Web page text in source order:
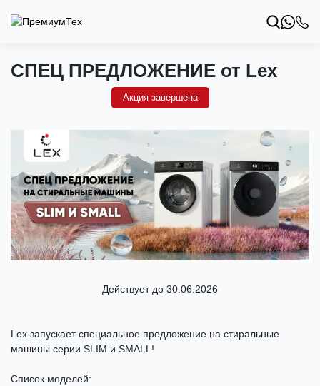
СПЕЦ ПРЕДЛОЖЕНИЕ от Lex
Акция завершена
Действует до 30.06.2026
Lex запускает специальное предложение на стиральные
машины серии SLIM и SMALL!
Список моделей: